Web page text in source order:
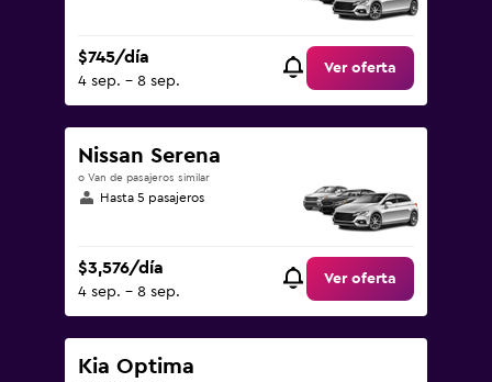
$745/día
4 sep. - 8 sep.
Ver oferta
Nissan Serena
o Van de pasajeros similar
Hasta 5 pasajeros
$3,576/día
4 sep. - 8 sep.
Ver oferta
Kia Optima